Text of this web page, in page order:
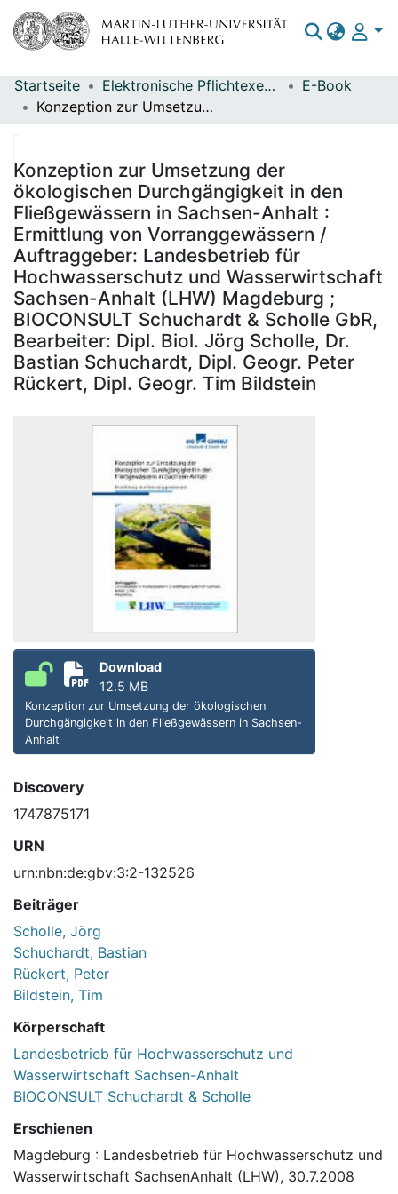
Bereiche & Sammlungen
Statistiken
Startseite Elektronische Pflichtexemplare
E-Book
Konzeption zur Umsetzung der ökologischen Durchgängigkeit in den Fließgewässern in Sachsen-Anhalt : Ermittlung von Vorranggewässern / Auftraggeber: Landesbetrieb für Hochwasserschutz und Wasserwirtschaft Sachsen-Anhalt (LHW) Magdeburg ; BIOCONSULT Schuchardt & Scholle GbR, Bearbeiter: Dipl. Biol. Jörg Scholle, Dr. Bastian Schuchardt, Dipl. Geogr. Peter Rückert, Dipl. Geogr. Tim Bildstein
Konzeption zur Umsetzung der
ökologischen Durchgängigkeit in den
Fließgewässern in Sachsen-Anhalt :
Ermittlung von Vorranggewässern /
Auftraggeber: Landesbetrieb für
Hochwasserschutz und Wasserwirtschaft
Sachsen-Anhalt (LHW) Magdeburg ;
BIOCONSULT Schuchardt & Scholle GbR,
Bearbeiter: Dipl. Biol. Jörg Scholle, Dr.
Bastian Schuchardt, Dipl. Geogr. Peter
Rückert, Dipl. Geogr. Tim Bildstein
Download
12.5 MB
Konzeption zur Umsetzung der ökologischen
Durchgängigkeit in den Fließgewässern in Sachsen-
Anhalt
Discovery
1747875171
URN
urn:nbn:de:gbv:3:2-132526
Beiträger
Scholle, Jörg
Schuchardt, Bastian
Rückert, Peter
Bildstein, Tim
Körperschaft
Landesbetrieb für Hochwasserschutz und
Wasserwirtschaft Sachsen-Anhalt
BIOCONSULT Schuchardt & Scholle
Erschienen
Magdeburg : Landesbetrieb für Hochwasserschutz und
Wasserwirtschaft SachsenAnhalt (LHW), 30.7.2008